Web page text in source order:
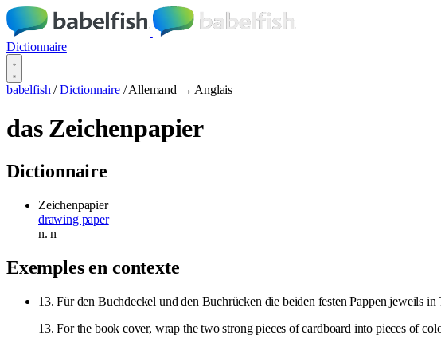
Dictionnaire
babelfish / Dictionnaire / Allemand → Anglais
das Zeichenpapier
Dictionnaire
Zeichenpapier
drawing paper
n.n
Exemples en contexte
13. Für den Buchdeckel und den Buchrücken die beiden festen Pappen jeweils in
13. For the book cover, wrap the two strong pieces of cardboard into pieces of